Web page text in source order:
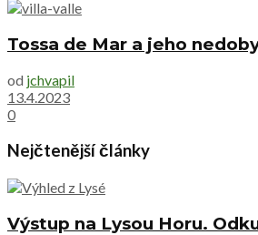
Tossa de Mar a jeho
od jchvapil
13.4.2023
0
Nejčtenější články
Výstup na Lysou Horu.